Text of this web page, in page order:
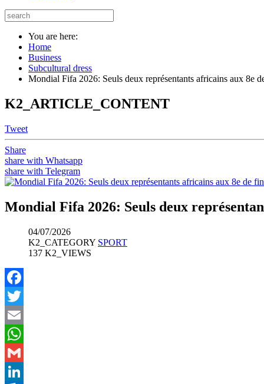
You are here:
Home
Business
Subcultural dress
Mondial Fifa 2026: Seuls deux représentants africains aux 8e
K2_ARTICLE_CONTENT
Tweet
Share
share with Whatsapp
share with Telegram
Mondial Fifa 2026: Seuls deux
04/07/2026
K2_CATEGORY SPORT
137 K2_VIEWS
Facebook
Twitter
Email
WhatsApp
Gmail